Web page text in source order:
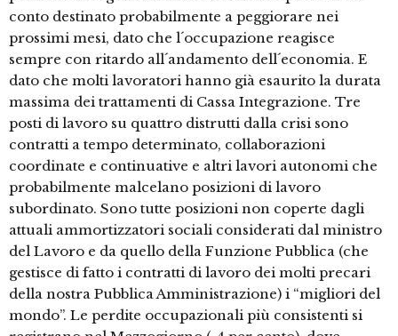
conto destinato probabilmente a peggiorare nei
prossimi mesi, dato che l´occupazione reagisce
sempre con ritardo all´andamento dell´economia. E
dato che molti lavoratori hanno già esaurito la durata
massima dei trattamenti di Cassa Integrazione. Tre
posti di lavoro su quattro distrutti dalla crisi sono
contratti a tempo determinato, collaborazioni
coordinate e continuative e altri lavori autonomi che
probabilmente malcelano posizioni di lavoro
subordinato. Sono tutte posizioni non coperte dagli
attuali ammortizzatori sociali considerati dal ministro
del Lavoro e da quello della Funzione Pubblica (che
gestisce di fatto i contratti di lavoro dei molti precari
della nostra Pubblica Amministrazione) i “migliori del
mondo”. Le perdite occupazionali più consistenti si